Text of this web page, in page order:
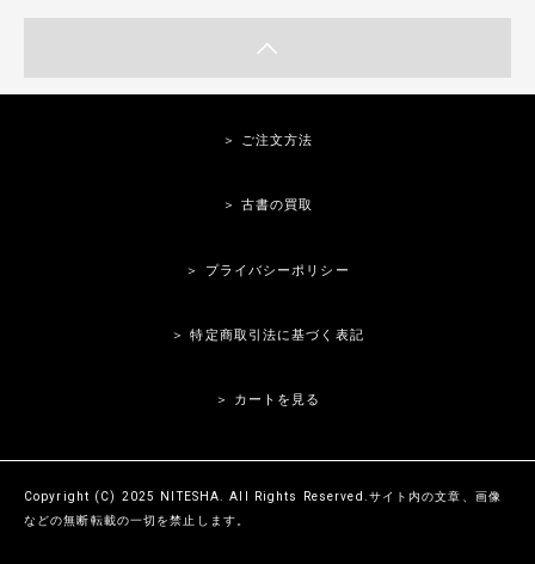
＞ ご注文方法
＞ 古書の買取
＞ プライバシーポリシー
＞ 特定商取引法に基づく表記
＞ カートを見る
Copyright (C) 2025 NITESHA. All Rights Reserved.サイト内の文章、画像
などの無断転載の一切を禁止します。